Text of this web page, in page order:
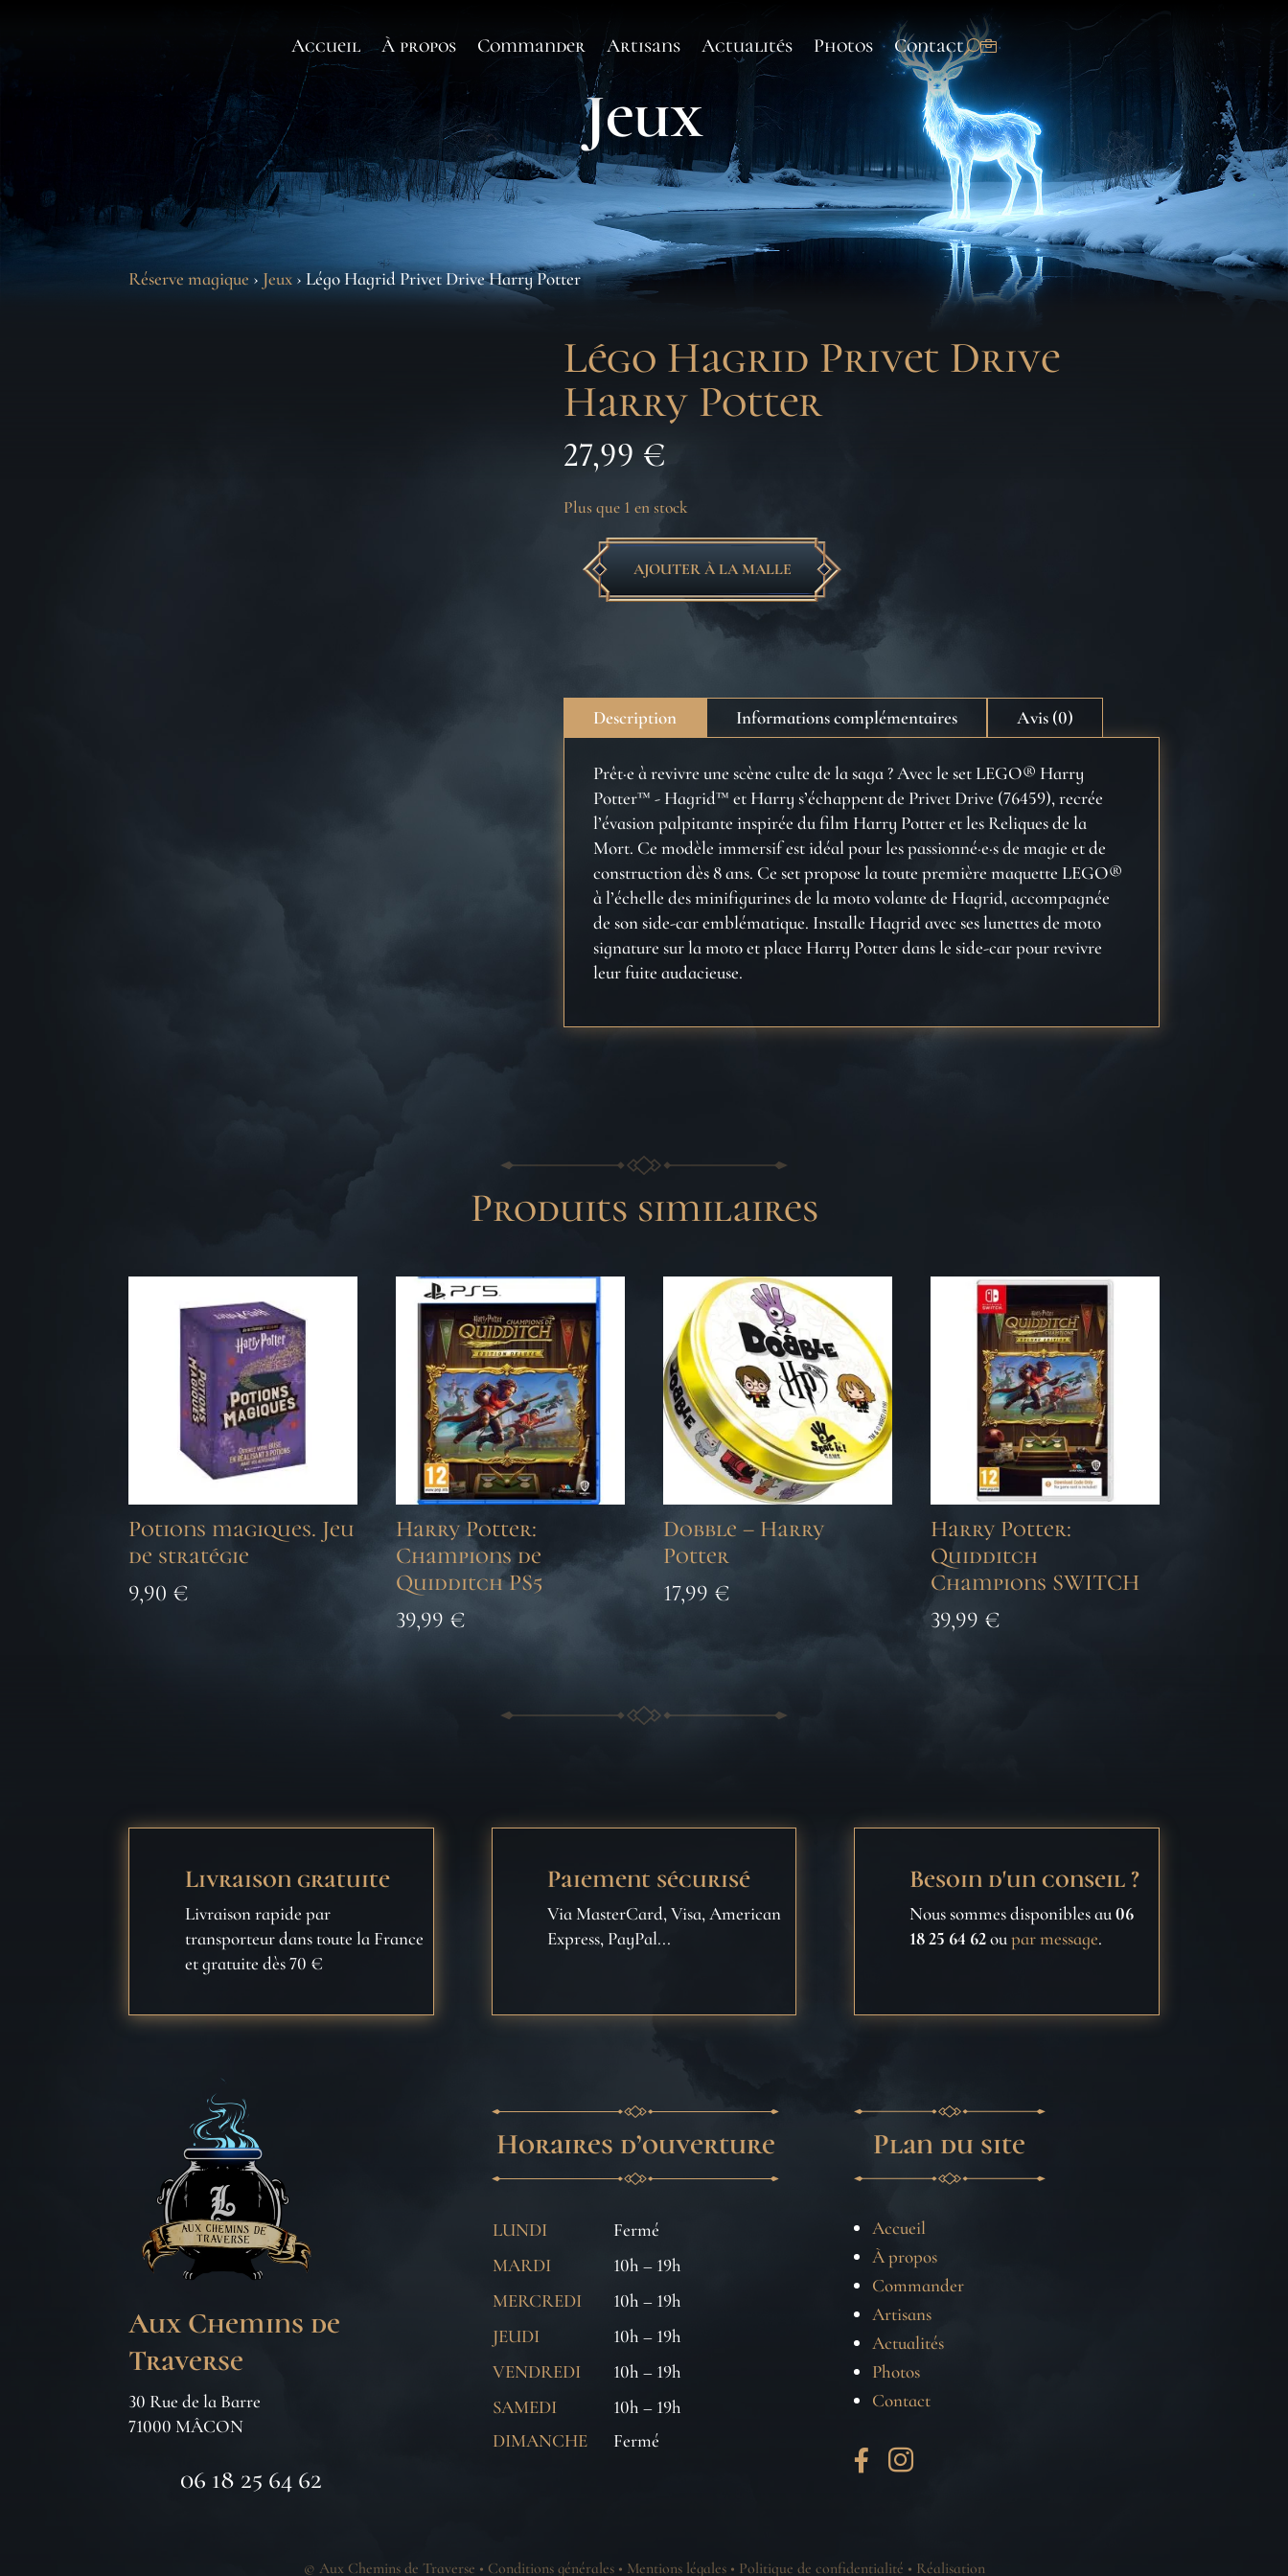
Accueil À propos Commander Artisans Actualités Photos Contact
Jeux
Réserve magique › Jeux › Légo Hagrid Privet Drive Harry Potter
Légo Hagrid Privet Drive
Harry Potter
27,99 €
Plus que 1 en stock
quantité
Drive
Harry
AJOUTER À LA MALLE
Description Informations complémentaires Avis (0)
Prêt·e à revivre une scène culte de la saga ? Avec le set LEGO® Harry
Potter™ - Hagrid™ et Harry s’échappent de Privet Drive (76459), recrée
l’évasion palpitante inspirée du film Harry Potter et les Reliques de la
Mort. Ce modèle immersif est idéal pour les passionné·e·s de magie et de
construction dès 8 ans. Ce set propose la toute première maquette LEGO®
à l’échelle des minifigurines de la moto volante de Hagrid, accompagnée
de son side-car emblématique. Installe Hagrid avec ses lunettes de moto
signature sur la moto et place Harry Potter dans le side-car pour revivre
leur fuite audacieuse.
Produits similaires
Potions magiques. Jeu
de stratégie
9,90 €
Harry Potter:
Champions de
Quidditch PS5
39,99 €
Dobble – Harry
Potter
17,99 €
Harry Potter:
Quidditch
Champions SWITCH
39,99 €
Livraison gratuite
Livraison rapide par
transporteur dans toute la France
et gratuite dès 70 €
Paiement sécurisé
Via MasterCard, Visa, American
Express, PayPal...
Besoin d'un conseil ?
Nous sommes disponibles au06
18 25 64 62oupar message.
Aux Chemins de
Traverse
30 Rue de la Barre
71000 MÂCON
06 18 25 64 62
Horaires d’ouverture
LUNDI
Fermé
MARDI
10h – 19h
MERCREDI
10h – 19h
JEUDI
10h – 19h
VENDREDI
10h – 19h
SAMEDI
10h – 19h
DIMANCHE
Fermé
Plan du site
Accueil
À propos
Commander
Artisans
Actualités
Photos
Contact
 
© Aux Chemins de Traverse • Conditions générales• Mentions légales• Politique de confidentialité • Réalisation